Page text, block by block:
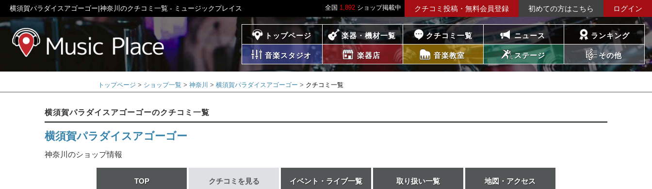
全国 1,892 ショップ掲載中 クチコミ投稿・無料会員登録 初めての方はこちら ログイン
横須賀パラダイスアゴーゴー|神奈川のクチコミ一覧 - ミュージックプレイス
ミュージックプレイス トップページ 楽器・機材一覧 クチコミ一覧 ニュース ランキング
音楽スタジオ 楽器店 音楽教室 ステージ その他
トップページ ショップ一覧 神奈川 横須賀パラダイスアゴーゴー クチコミ一覧
横須賀パラダイスアゴーゴーのクチコミ一覧
横須賀パラダイスアゴーゴー
神奈川のショップ情報
TOP クチコミを見る イベント・ライブ一覧 取り扱い一覧 地図・アクセス